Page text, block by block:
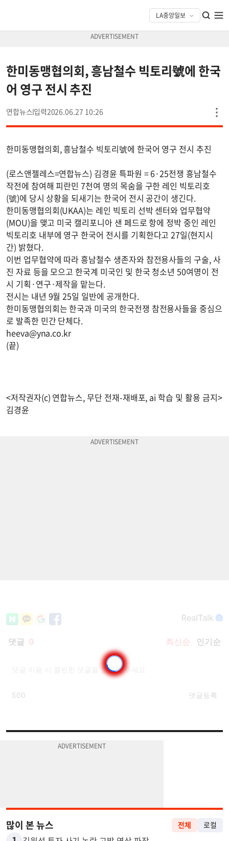
한미동맹협의회, 흥남철수 빅토리號에 한국
어 영구 전시 추진
연합뉴스 2026.06.27 10:26
한미동맹협의회, 흥남철수 빅토리號에 한국어 영구 전시 추진
(로스앤젤레스=연합뉴스) 김경윤 특파원 = 6·25전쟁 흥남철수
작전에 참여해 피란민 7천여 명의 목숨을 구한 레인 빅토리호
(號)에 당시 상황을 되새기는 한국어 전시 공간이 생긴다.
한미동맹협의회(UKAA)는 레인 빅토리 선박 센터와 업무협약
(MOU)을 맺고 미국 캘리포니아 샌 페드로 항에 정박 중인 레인
빅토리호 내부에 영구 한국어 전시를 기획한다고 27일(현지시
간) 밝혔다.
이번 업무협약에 따라 흥남철수 생존자와 참전용사들의 구술, 사
진 자료 등을 모으고 한국계 미국인 및 한국 청소년 50여명이 전
시 기획·연구·제작을 맡는다.
전시는 내년 9월 25일 일반에 공개한다.
한미동맹협의회는 한국과 미국의 한국전쟁 참전용사들을 중심으
로 발족한 민간 단체다.
heeva@yna.co.kr
(끝)
<저작권자(c) 연합뉴스, 무단 전재-재배포, ai 학습 및 활용 금지>
김경윤